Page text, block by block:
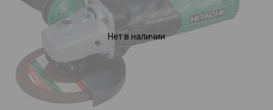
Нет в наличии